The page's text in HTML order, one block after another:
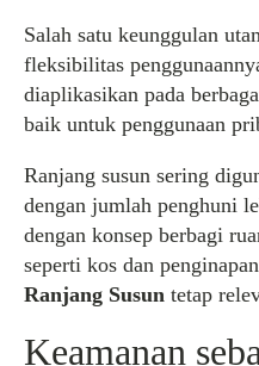
Salah satu keunggulan
fleksibilitas
diaplikasikan pada
baik untuk penggunaan
Ranjang susun sering
dengan jumlah penghuni
dengan konsep berbagi
seperti kos dan
Ranjang Susun tetap
Keamanan